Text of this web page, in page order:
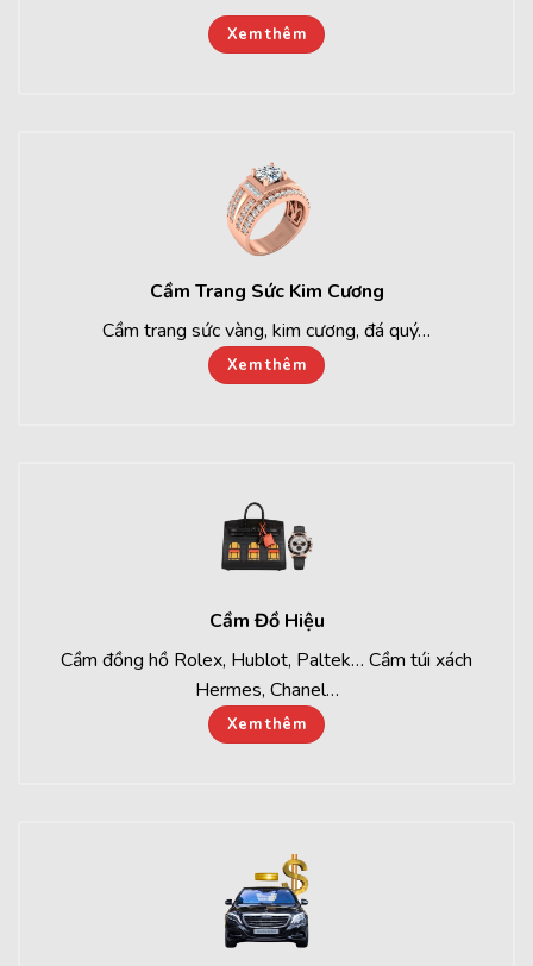
Xem thêm
Cầm Trang Sức Kim Cương
Cầm trang sức vàng, kim cương, đá quý…
Xem thêm
Cầm Đồ Hiệu
Cầm đồng hồ Rolex, Hublot, Paltek… Cầm túi xách
Hermes, Chanel…
Xem thêm